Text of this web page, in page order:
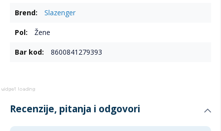
informacijaSlazenger
Žene
8600841279393
Recenzije, pitanja i odgovori